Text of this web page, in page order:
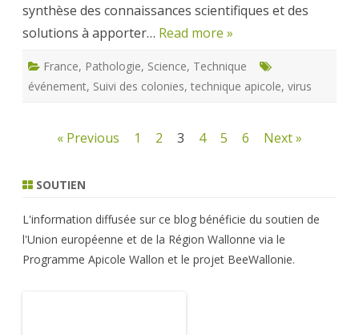
synthèse des connaissances scientifiques et des
solutions à apporter… Read more »
France, Pathologie, Science, Technique
événement, Suivi des colonies, technique apicole, virus
Navigation
articles
« Previous 1 2 3 4 5 6 Next »
SOUTIEN
L'information diffusée sur ce blog bénéficie du soutien de
l'Union européenne et de la Région Wallonne via le
Programme Apicole Wallon et le projet BeeWallonie.